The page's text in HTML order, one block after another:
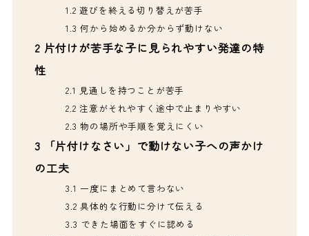
1.2 遊びを終える切り替えが苦手
1.3 何から始めるか分からず動けない
2 片付けが苦手な子に見られやすい発達の特
性
2.1 見通しを持つことが苦手
2.2 注意がそれやすく途中で止まりやすい
2.3 物の場所や手順を覚えにくい
3 「片付けなさい」で動けない子への声かけ
の工夫
3.1 一度にまとめて言わない
3.2 具体的な行動に分けて伝える
3.3 できた場面をすぐに認める